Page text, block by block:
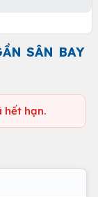
SÂN BAY
hết hạn.